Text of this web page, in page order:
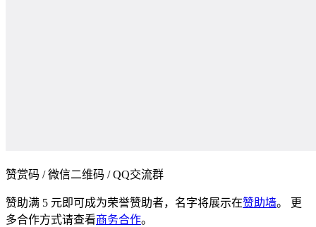
赞赏码 / 微信二维码 / QQ交流群
赞助满 5 元即可成为荣誉赞助者，名字将展示在赞助墙。 更
多合作方式请查看商务合作。